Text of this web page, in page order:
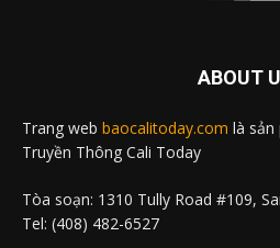
ABOUT
Trang web baocalitoday.com là sản
Truyền Thông Cali Today
Tòa soạn: 1310 Tully Road #109,
Tel: (408) 482-6527